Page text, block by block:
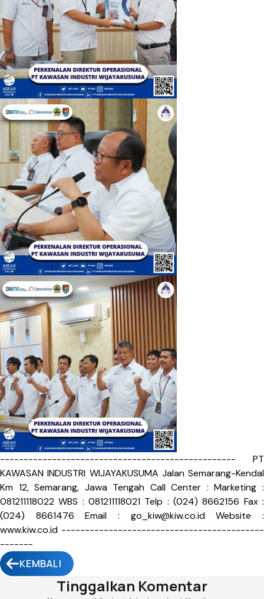
-------------------------------------------------- PT
KAWASAN INDUSTRI WIJAYAKUSUMA Jalan Semarang-Kendal
Km 12, Semarang, Jawa Tengah Call Center : Marketing :
081211118022 WBS : 081211118021 Telp : (024) 8662156 Fax :
(024) 8661476 Email : go_kiw@kiw.co.idWebsite :
www.kiw.co.id -------------------------------------------
-------
KEMBALI
Tinggalkan Komentar